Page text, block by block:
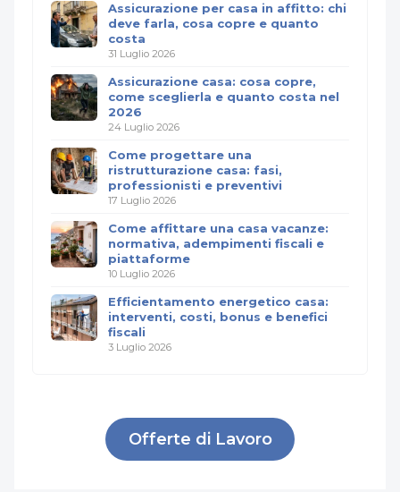
Assicurazione per casa in affitto: chi
deve farla, cosa copre e quanto
costa
31 Luglio 2026
Assicurazione casa: cosa copre,
come sceglierla e quanto costa nel
2026
24 Luglio 2026
Come progettare una
ristrutturazione casa: fasi,
professionisti e preventivi
17 Luglio 2026
Come affittare una casa vacanze:
normativa, adempimenti fiscali e
piattaforme
10 Luglio 2026
Efficientamento energetico casa:
interventi, costi, bonus e benefici
fiscali
3 Luglio 2026
Offerte di Lavoro